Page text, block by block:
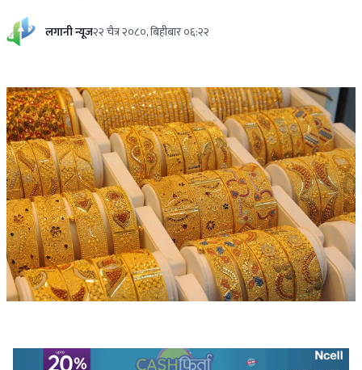
लगानी न्यूज२२ चैत्र २०८०, बिहीबार ०६:२२